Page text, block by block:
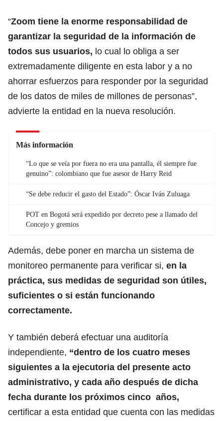
“Zoom tiene la enorme responsabilidad de
garantizar la seguridad de la información de
todos sus usuarios, lo cual lo obliga a ser
extremadamente diligente en esta labor y a no
ahorrar esfuerzos para responder por la seguridad
de los datos de miles de millones de personas”,
advierte la entidad en la nueva resolución.
Más información
“Lo que se veía por fuera no era una pantalla, él siempre fue
genuino”: colombiano que fue asesor de Harry Reid
“Se debe reducir el gasto del Estado”: Óscar Iván Zuluaga
POT en Bogotá será expedido por decreto pese a llamado del
Concejo y gremios
Además, debe poner en marcha un sistema de
monitoreo permanente para verificar si, en la
práctica, sus medidas de seguridad son útiles,
suficientes o si están funcionando
correctamente.
Y también deberá efectuar una auditoría
independiente, “dentro de los cuatro meses
siguientes a la ejecutoria del presente acto
administrativo, y cada año después de dicha
fecha durante los próximos cinco años,
certificar a esta entidad que cuenta con las medidas